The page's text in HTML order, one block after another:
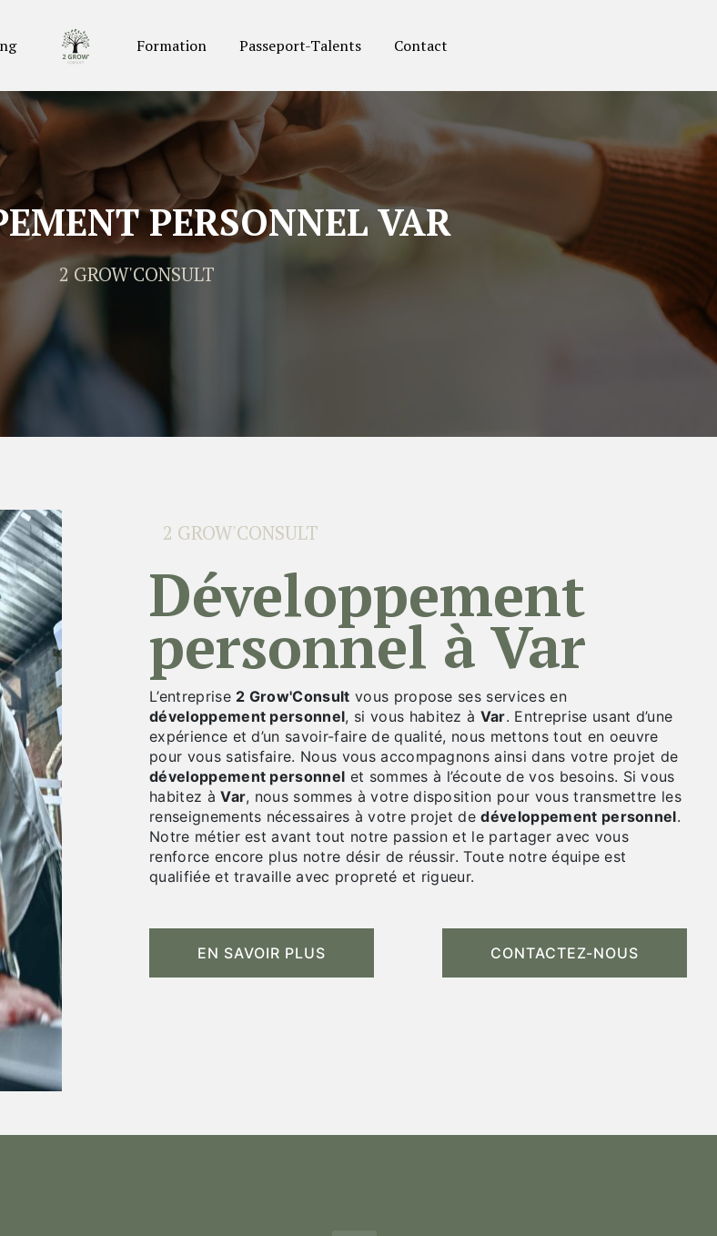
Formation Passeport-Talents Contact
PERSONNEL VAR
2 GROW'CONSULT
2 GROW'CONSULT
développement
personnel à Var
L’entreprise 2 Grow'Consult vous propose ses services en
développement personnel, si vous habitez à Var. Entreprise usant d’une
expérience et d’un savoir-faire de qualité, nous mettons tout en oeuvre
pour vous satisfaire. Nous vous accompagnons ainsi dans votre projet de
développement personnel et sommes à l’écoute de vos besoins. Si vous
habitez àVar, nous sommes à votre disposition pour vous transmettre les
renseignements nécessaires à votre projet dedéveloppement personnel.
Notre métier est avant tout notre passion et le partager avec vous
renforce encore plus notre désir de réussir. Toute notre équipe est
qualifiée et travaille avec propreté et rigueur.
EN SAVOIR PLUS CONTACTEZ-NOUS